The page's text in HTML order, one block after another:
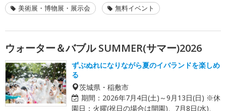
美術展・博物展・展示会 無料イベント
ウォーター＆バブル SUMMER(サマー)2026
ずぶぬれになりながら夏のイバランドを楽しめ
る
茨城県・稲敷市
期間： 2026年7月4日(土)～9月13日(日) ※休
園日：火曜(祝日の場合は開園)、7月8日(水)、